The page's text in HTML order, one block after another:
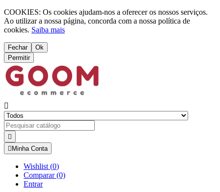
COOKIES: Os cookies ajudam-nos a oferecer os nossos serviços.
Ao utilizar a nossa página, concorda com a nossa política de
cookies. Saiba mais
Fechar
Ok
Permitir


 Minha Conta
Wishlist (0)
Comparar(0)
Entrar